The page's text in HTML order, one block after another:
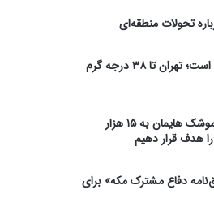
تحولات منطقه‌ای
۴۰ تا ۵۰ روز گرمای نسبی در راه است؛ تهران تا ۳۸ درجه گرم
امام‌ جمعه اهواز: با افزایش برد موشک هایمان به ۱۵ هزار
هدف قرار دهیم
دفاع مشترک مکه» برای